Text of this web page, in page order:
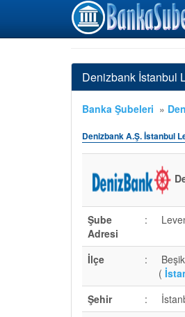
Denizbank İstanbul
Banka Şubeleri »
Denizbank A.Ş. İstanbul
Şube
Adresi
:
İlçe :
(
Şehir
: